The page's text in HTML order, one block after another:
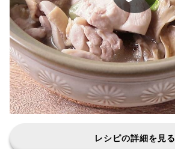
レシピの詳細を見る